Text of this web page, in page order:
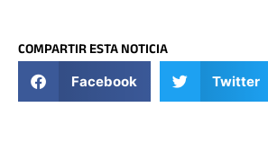
COMPARTIR ESTA NOTICIA
Facebook Twitter